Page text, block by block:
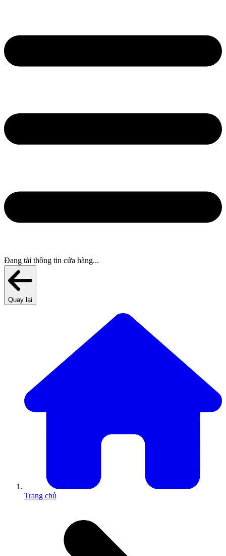
Đang tải thông tin cửa hàng...
Quay lại
Trang chủ